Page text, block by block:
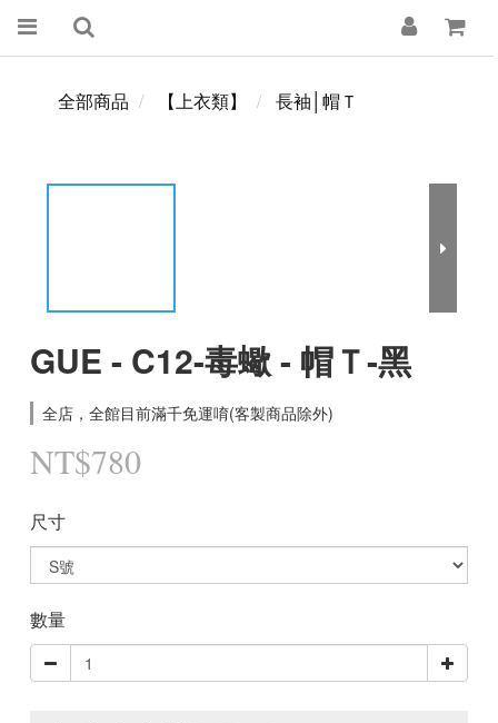
全部商品 【上衣類】 長袖│帽Ｔ
GUE - C12-毒蠍 - 帽Ｔ-黑
全店，全館目前滿千免運唷(客製商品除外)
NT$780
尺寸
數量